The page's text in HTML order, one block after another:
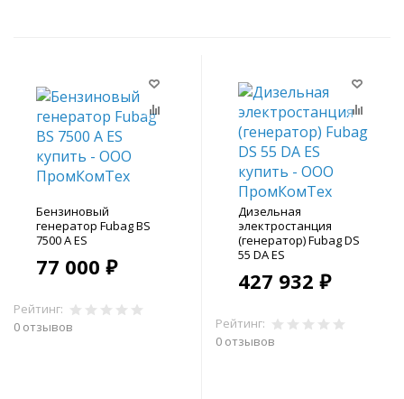
Бензиновый
генератор Fubag BS
7500 A ES
77 000 ₽
Рейтинг:
0 отзывов
Дизельная
электростанция
(генератор) Fubag DS
55 DA ES
427 932 ₽
Рейтинг:
0 отзывов